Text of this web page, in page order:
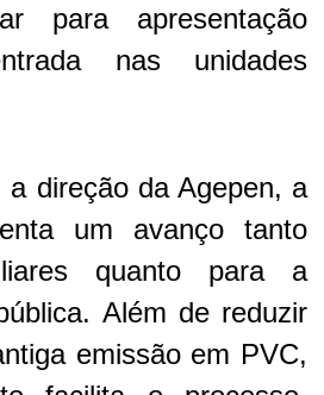
para apresentação
nas unidades
a direção da Agepen, a
um avanço tanto
quanto para a
Além de reduzir
emissão em PVC,